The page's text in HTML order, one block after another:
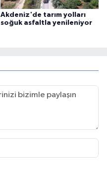
Akdeniz'de tarım yolları
soğuk asfaltla yenileniyor